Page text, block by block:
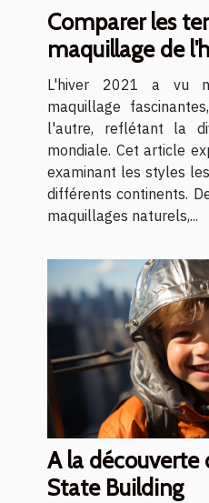
Comparer les
maquillage de
autour du
L'hiver 2021 a vu
maquillage
l'autre, reflétant la
mondiale. Cet article
examinant les styles
différents continents.
maquillages naturels,...
A la découverte
State Building